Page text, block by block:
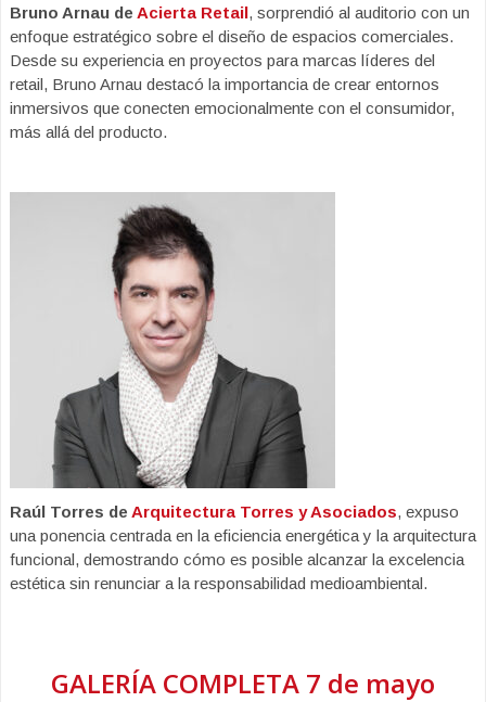
Bruno Arnau de Acierta Retail, sorprendió al auditorio con un
enfoque estratégico sobre el diseño de espacios comerciales.
Desde su experiencia en proyectos para marcas líderes del
retail, Bruno Arnau destacó la importancia de crear entornos
inmersivos que conecten emocionalmente con el consumidor,
más allá del producto.
Raúl Torres de Arquitectura Torres y Asociados, expuso
una ponencia centrada en la eficiencia energética y la arquitectura
funcional, demostrando cómo es posible alcanzar la excelencia
estética sin renunciar a la responsabilidad medioambiental.
GALERÍA COMPLETA 7 de mayo